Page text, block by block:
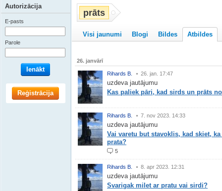
prāts
Visi jaunumi Blogi Bildes Atbildes
26. janvārī
Rihards B. 26. jan. 17:47
uzdeva jautājumu
Kas paliek pāri, kad sirds un prāts
Rihards B. 7. nov 2023. 14:33
uzdeva jautājumu
Vai varetu but stavoklis, kad skiet,
prata?
5
Rihards B. 8. apr 2023. 12:31
uzdeva jautājumu
Svarigak milet ar pratu vai sirdi?
Autorizācija
E-pasts
Parole
Ienākt
Reģistrācija